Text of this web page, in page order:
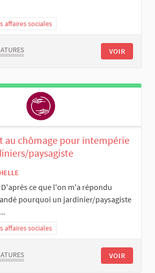
affaires sociales
VOIR
au chômage pour intempérie
paysagiste
D'après ce que l'on m'a répondu
pourquoi un jardinier/paysagiste
affaires sociales
VOIR